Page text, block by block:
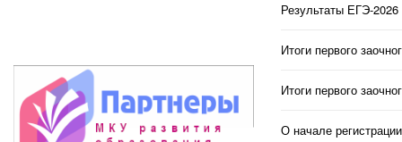
Результаты ЕГЭ-
Итоги первого
Итоги первого
О начале